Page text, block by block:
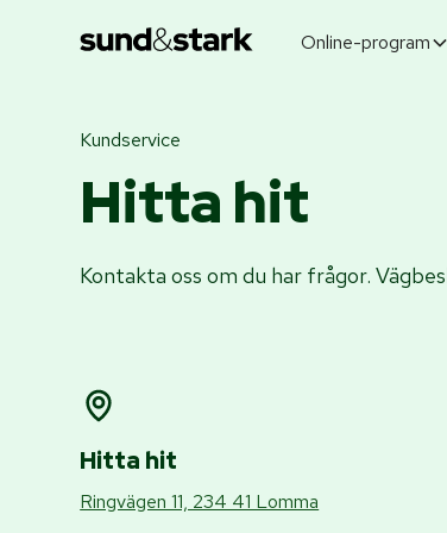
Online-program
Kundservice
Hitta hit
Kontakta oss om du har frågor.
Hitta hit
Ringvägen 11, 234 41 Lomma